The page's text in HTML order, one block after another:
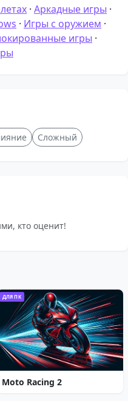
· Аркадные игры ·
· Игры с оружием ·
игры ·
Сложный
кто оценит!
ДЛЯ ПК
Moto Racing 2